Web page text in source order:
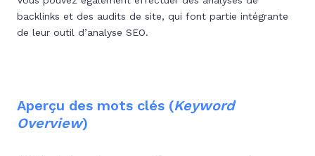
backlinks et des audits de site, qui font partie intégrante
de leur outil d’analyse SEO.
Aperçu des mots clés (Keyword
Overview)